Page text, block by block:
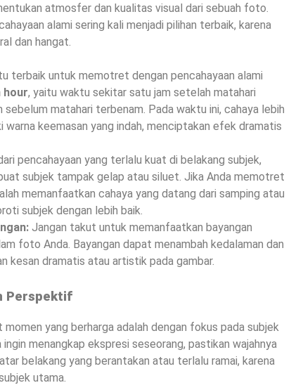
atmosfer dan kualitas visual dari sebuah foto.
alami sering kali menjadi pilihan terbaik, karena
dan hangat.
terbaik untuk memotret dengan pencahayaan alami
hour, yaitu waktu sekitar satu jam setelah matahari
matahari terbenam. Pada waktu ini, cahaya lebih
warna keemasan yang indah, menciptakan efek dramatis
pencahayaan yang terlalu kuat di belakang subjek,
subjek tampak gelap atau siluet. Jika Anda memotret
memanfaatkan cahaya yang datang dari samping atau
subjek dengan lebih baik.
Jangan takut untuk memanfaatkan bayangan
foto Anda. Bayangan dapat menambah kedalaman dan
kesan dramatis atau artistik pada gambar.
Perspektif
yang berharga adalah dengan fokus pada subjek
ingin menangkap ekspresi seseorang, pastikan wajahnya
belakang yang berantakan atau terlalu ramai, karena
utama.